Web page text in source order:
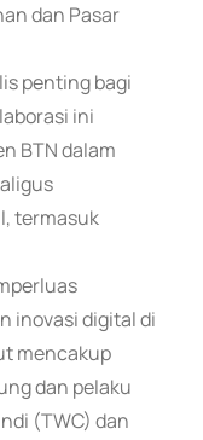
dan Pasar
penting bagi
ini
BTN dalam
termasuk
inovasi digital di
mencakup
dan pelaku
(TWC) dan